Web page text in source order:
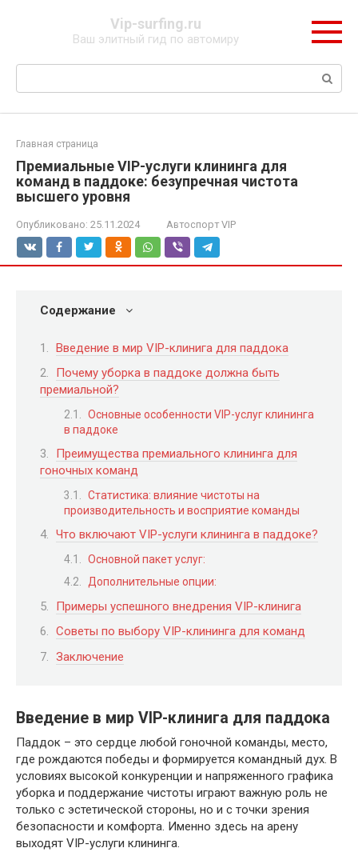
Vip-surfing.ru
Ваш элитный гид по автомиру
Поиск:
Главная страница
Премиальные VIP-услуги клининга для
команд в паддоке: безупречная чистота
высшего уровня
Опубликовано: 25.11.2024 Автоспорт VIP
Содержание
Введение в мир VIP-клинига для паддока
Почему уборка в паддоке должна быть
премиальной?
Основные особенности VIP-услуг клининга
в паддоке
Преимущества премиального клининга для
гоночных команд
Статистика: влияние чистоты на
производительность и восприятие команды
Что включают VIP-услуги клининга в паддоке?
Основной пакет услуг:
Дополнительные опции:
Примеры успешного внедрения VIP-клинига
Советы по выбору VIP-клининга для команд
Заключение
Введение в мир VIP-клинига для паддока
Паддок – это сердце любой гоночной команды, место,
где рождаются победы и формируется командный дух. В
условиях высокой конкуренции и напряженного графика
уборка и поддержание чистоты играют важную роль не
только с эстетической стороны, но и с точки зрения
безопасности и комфорта. Именно здесь на арену
выходят VIP-услуги клининга.